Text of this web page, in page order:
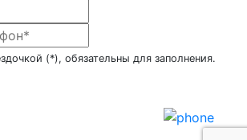
(*), обязательны для заполнения.